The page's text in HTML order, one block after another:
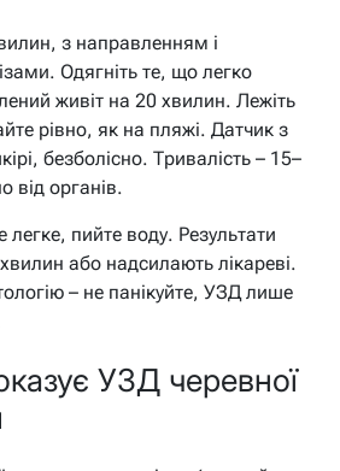
з направленням і
Одягніть те, що легко
живіт на 20 хвилин. Лежіть
рівно, як на пляжі. Датчик з
безболісно. Тривалість – 15–
від органів.
легке, пийте воду. Результати
або надсилають лікареві.
– не панікуйте, УЗД лише
УЗД черевної